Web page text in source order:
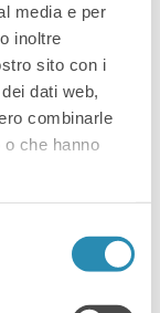
media e per
inoltre
sito con i
dati web,
combinarle
che hanno